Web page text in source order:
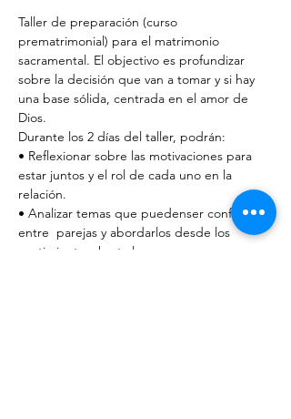
Taller de preparación (curso
prematrimonial) para el matrimonio
sacramental. El objectivo es profundizar
sobre la decisión que van a tomar y si hay
una base sólida, centrada en el amor de
Dios.
Durante los 2 días del taller, podrán:
• Reflexionar sobre las motivaciones para
estar juntos y el rol de cada uno en la
relación.
• Analizar temas que puedenser conflictivos
entre  parejas y abordarlos desde los
sentimientos, hasta lograr una